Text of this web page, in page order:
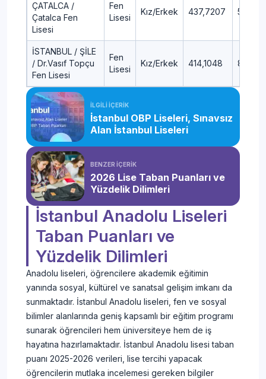
ÇATALCA /
Çatalca Fen
Lisesi
Fen
Lisesi
Kız/Erkek 437,7207 5,17
İSTANBUL / ŞİLE
/ Dr.Vasıf Topçu
Fen Lisesi
Fen
Lisesi
Kız/Erkek 414,1048 8,5
İLGİLİ İÇERİK
İstanbul OBP Liseleri, Sınavsız
Alan İstanbul Liseleri
BENZER İÇERİK
2026 Lise Taban Puanları ve
Yüzdelik Dilimleri
İstanbul Anadolu Liseleri
Taban Puanları ve
Yüzdelik Dilimleri
Anadolu liseleri, öğrencilere akademik eğitimin
yanında sosyal, kültürel ve sanatsal gelişim imkanı da
sunmaktadır. İstanbul Anadolu liseleri, fen ve sosyal
bilimler alanlarında geniş kapsamlı bir eğitim programı
sunarak öğrencileri hem üniversiteye hem de iş
hayatına hazırlamaktadır. İstanbul Anadolu lisesi taban
puanı 2025-2026 verileri, lise tercihi yapacak
öğrencilerin mutlaka incelemesi gereken bilgiler